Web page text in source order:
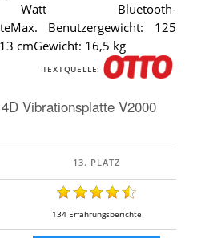
Watt Bluetooth-
Benutzergewicht: 125
cmGewicht: 16,5 kg
TEXTQUELLE:
Vibrationsplatte V2000
134 Erfahrungsberichte